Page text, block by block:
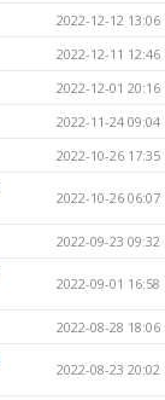
2022-12-12 13:06
2022-12-11 12:46
2022-12-01 20:16
2022-11-24 09:04
2022-10-26 17:35
2022-10-26 06:07
2022-09-23 09:32
2022-09-01 16:58
2022-08-28 18:06
2022-08-23 20:02